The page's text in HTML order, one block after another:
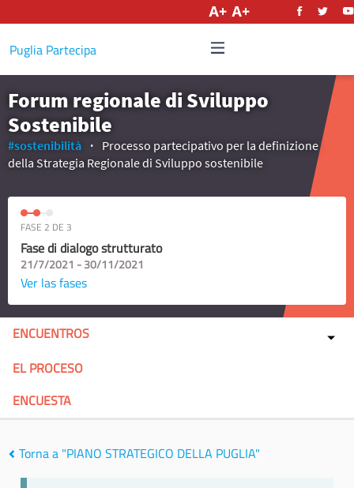
Puglia Partecipa
Forum regionale di Sviluppo
Sostenibile
#sostenibilità
Processo partecipativo per la definizione
della Strategia Regionale di Sviluppo sostenibile
FASE 2 DE 3
Fase di dialogo strutturato
21/7/2021 - 30/11/2021
Ver las fases
ENCUENTROS
EL PROCESO
ENCUESTA
Torna a "PIANO STRATEGICO DELLA PUGLIA"